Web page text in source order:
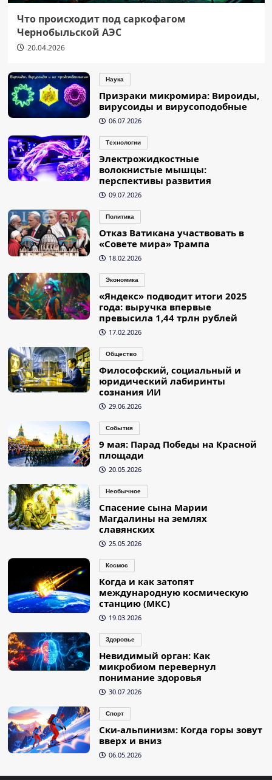
Что происходит под саркофагом
Чернобыльской АЭС
20.04.2026
Наука
Призраки микромира: Вироиды,
вирусоиды и вирусоподобные
06.07.2026
Технологии
Электрожидкостные
волокнистые мышцы:
перспективы развития
09.07.2026
Политика
Отказ Ватикана участвовать в
«Совете мира» Трампа
18.02.2026
Экономика
«Яндекс» подводит итоги 2025
года: выручка впервые
превысила 1,44 трлн рублей
17.02.2026
Общество
Философский, социальный и
юридический лабиринты
сознания ИИ
29.06.2026
События
9 мая: Парад Победы на Красной
площади
20.05.2026
Необычное
Спасение сына Марии
Магдалины на землях
славянских
25.05.2026
Космос
Когда и как затопят
международную космическую
станцию (МКС)
19.03.2026
Здоровье
Невидимый орган: Как
микробиом перевернул
понимание здоровья
30.07.2026
Спорт
Ски-альпинизм: Когда горы зовут
вверх и вниз
06.05.2026